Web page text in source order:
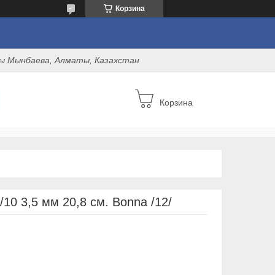
Корзина
Мынбаева, Алматы, Казахстан
Корзина
3,5 мм 20,8 см. Bonna /12/